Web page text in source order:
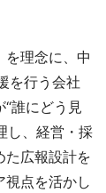
を理念に、中
を行う会社
誰にどう見
し、経営・採
た広報設計を
視点を活かし